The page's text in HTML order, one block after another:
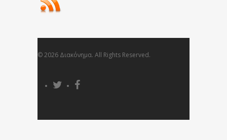
© 2026 Διακόνημα. All Rights Reserved.